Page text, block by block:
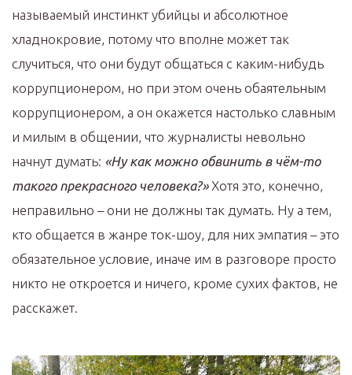
называемый инстинкт убийцы и абсолютное
хладнокровие, потому что вполне может так
случиться, что они будут общаться с каким-нибудь
коррупционером, но при этом очень обаятельным
коррупционером, а он окажется настолько славным
и милым в общении, что журналисты невольно
начнут думать: «Ну как можно обвинить в чём-то
такого прекрасного человека?»Хотя это, конечно,
неправильно – они не должны так думать. Ну а тем,
кто общается в жанре ток-шоу, для них эмпатия – это
обязательное условие, иначе им в разговоре просто
никто не откроется и ничего, кроме сухих фактов, не
расскажет.